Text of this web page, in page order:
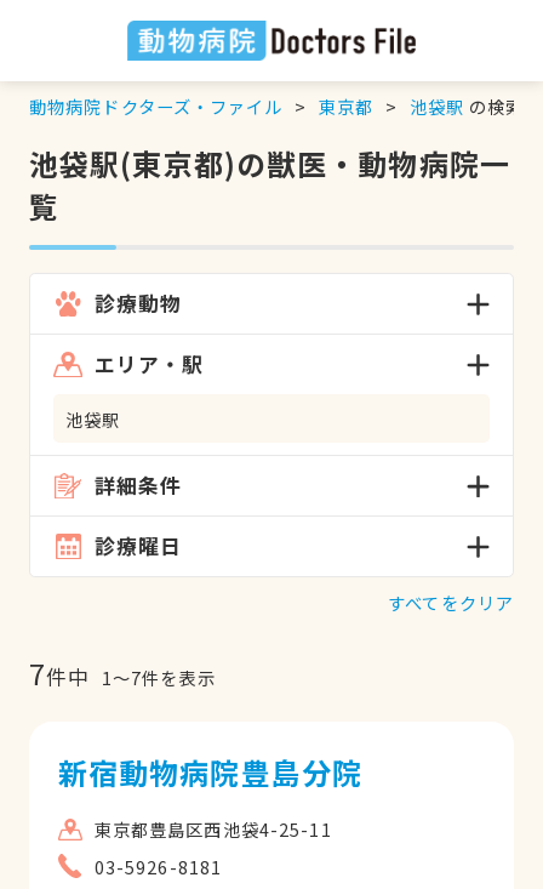
動物病院ドクターズ・ファイル 東京都 池袋駅 の検索
池袋駅(東京都)の獣医・動物病院一
覧
診療動物
エリア・駅
池袋駅
詳細条件
診療曜日
すべてをクリア
7件中 1〜7件を表示
新宿動物病院豊島分院
東京都豊島区西池袋4-25-11
03-5926-8181